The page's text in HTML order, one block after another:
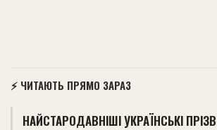
⚡ ЧИТАЮТЬ ПРЯМО ЗАРАЗ
НАЙСТАРОДАВНІШІ УКРАЇНСЬКІ